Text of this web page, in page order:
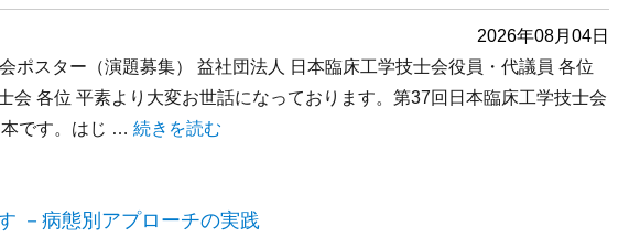
2026年08月04日
ポスター（演題募集） 益社団法人 日本臨床工学技士会役員・代議員 各位
会 各位 平素より大変お世話になっております。第37回日本臨床工学技士会
です。はじ … “第37回日本臨床工学会 公募演題および一般演題募集のご案内” の
続きを読む
－病態別アプローチの実践